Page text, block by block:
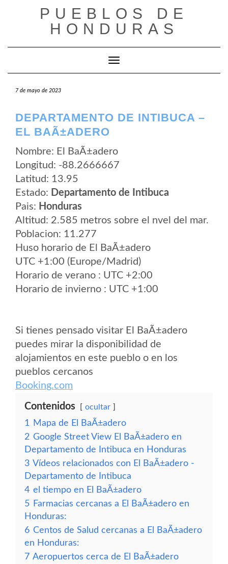
PUEBLOS DE
HONDURAS
Cambiar modo de navegación
7 de mayo de 2023
DEPARTAMENTO DE INTIBUCA –
EL BAÃ±ADERO
Nombre: El BaÃ±adero
Longitud: -88.2666667
Latitud: 13.95
Estado: Departamento de Intibuca
Pais: Honduras
Altitud: 2.585 metros sobre el nvel del mar.
Poblacion: 11.277
Huso horario de El BaÃ±adero
UTC +1:00 (Europe/Madrid)
Horario de verano : UTC +2:00
Horario de invierno : UTC +1:00
Si tienes pensado visitar El BaÃ±adero
puedes mirar la disponibilidad de
alojamientos en este pueblo o en los
pueblos cercanos
Booking.com
Contenidos ocultar
1
Mapa de El BaÃ±adero
2 Google Street View El BaÃ±adero en
Departamento de Intibuca en Honduras
3 Vídeos relacionados con El BaÃ±adero -
Departamento de Intibuca
4 el tiempo en El BaÃ±adero
5 Farmacias cercanas a El BaÃ±adero en
Honduras:
6 Centos de Salud cercanas a El BaÃ±adero
en Honduras:
7 Aeropuertos cerca de El BaÃ±adero